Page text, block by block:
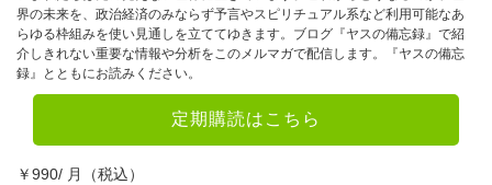
界の未来を、政治経済のみならず予言やスピリチュアル系など利用可能なあ
らゆる枠組みを使い見通しを立ててゆきます。ブログ『ヤスの備忘録』で紹
介しきれない重要な情報や分析をこのメルマガで配信します。『ヤスの備忘
録』とともにお読みください。
定期購読はこちら
￥990/ 月（税込）
7月 8月 9月
10月 11月 12月